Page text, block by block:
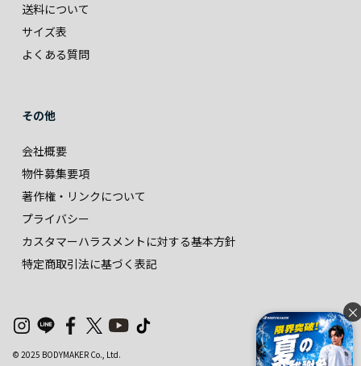
×
送料について
サイズ表
よくある質問
その他
会社概要
物件募集要項
著作権・リンクについて
プライバシー
カスタマーハラスメントに対する基本方針
特定商取引法に基づく表記
© 2025 BODYMAKER Co., Ltd.